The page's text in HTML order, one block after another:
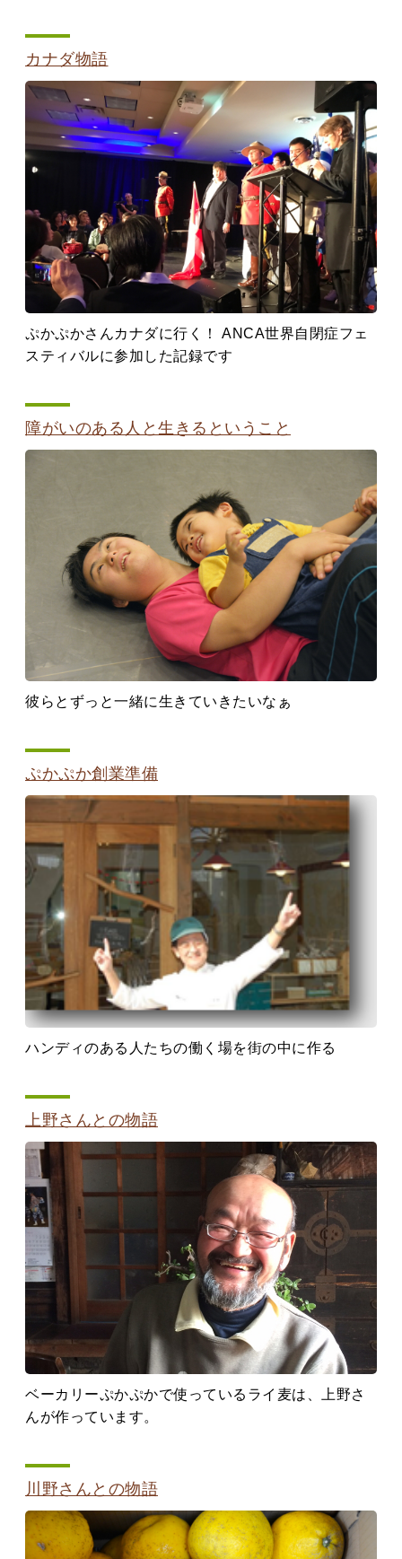
カナダ物語
ぷかぷかさんカナダに行く！ ANCA世界自閉症フェ
スティバルに参加した記録です
障がいのある人と生きるということ
彼らとずっと一緒に生きていきたいなぁ
ぷかぷか創業準備
ハンディのある人たちの働く場を街の中に作る
上野さんとの物語
ベーカリーぷかぷかで使っているライ麦は、上野さ
んが作っています。
川野さんとの物語